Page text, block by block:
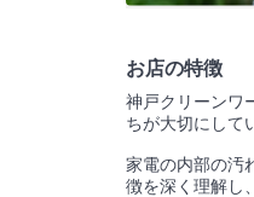
お店の特徴
神戸クリーンワ
ちが大切にして
家電の内部の汚
徴を深く理解し